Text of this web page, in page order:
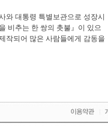
와 대통령 특별보관으로 성장시
비추는 한 쌍의 촛불』이 있으
작되어 많은 사람들에게 감동을